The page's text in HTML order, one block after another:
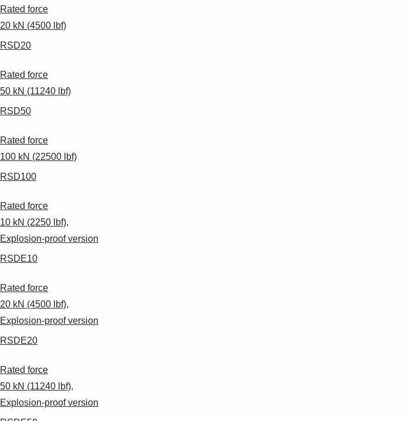
Rated force
20 kN (4500 lbf)
RSD20
Rated force
50 kN (11240 lbf)
RSD50
Rated force
100 kN (22500 lbf)
RSD100
Rated force
10 kN (2250 lbf),
Explosion-proof version
RSDE10
Rated force
20 kN (4500 lbf),
Explosion-proof version
RSDE20
Rated force
50 kN (11240 lbf),
Explosion-proof version